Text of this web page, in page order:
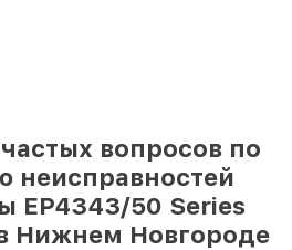
вопросов по
неисправностей
EP4343/50 Series
Нижнем Новгороде